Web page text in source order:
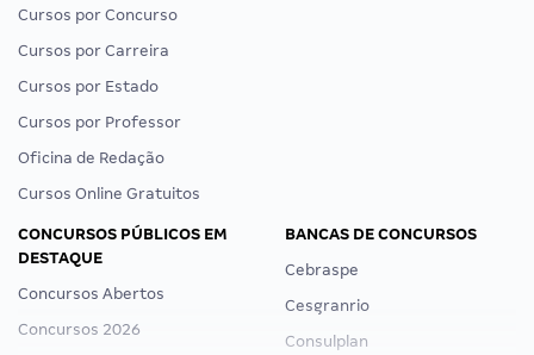
Cursos por Concurso
Cursos por Carreira
Cursos por Estado
Cursos por Professor
Oficina de Redação
Cursos Online Gratuitos
CONCURSOS PÚBLICOS EM
DESTAQUE
Concursos Abertos
Concursos 2026
BANCAS DE CONCURSOS
Cebraspe
Cesgranrio
Consulplan